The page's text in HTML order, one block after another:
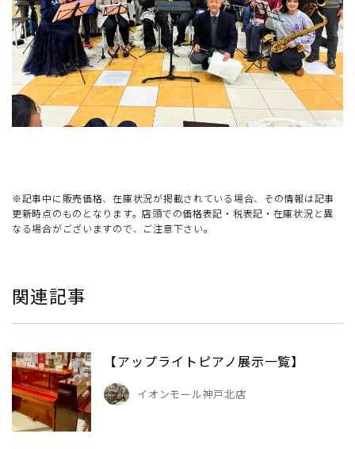
※記事中に販売価格、在庫状況が掲載されている場合、その情報は記事
更新時点のものとなります。店頭での価格表記・税表記・在庫状況と異
なる場合がございますので、ご注意下さい。
関連記事
【アップライトピアノ展示一覧】
イオンモール神戸北店